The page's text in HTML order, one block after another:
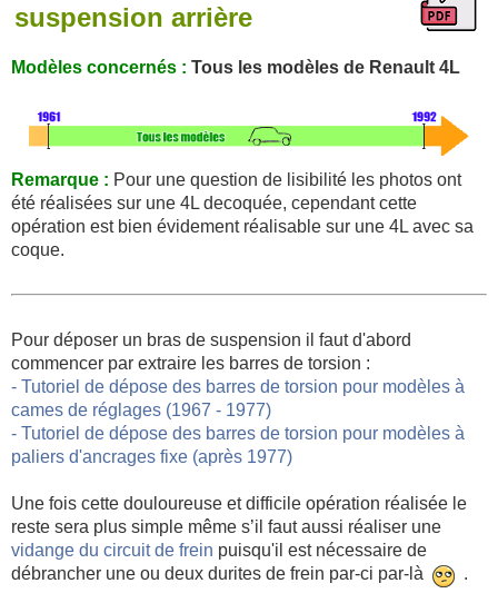
suspension arrière
Modèles concernés : Tous les modèles de Renault 4L
Remarque : Pour une question de lisibilité les photos ont
été réalisées sur une 4L decoquée, cependant cette
opération est bien évidement réalisable sur une 4L avec sa
coque.
Pour déposer un bras de suspension il faut d'abord
commencer par extraire les barres de torsion :
- Tutoriel de dépose des barres de torsion pour modèles à
cames de réglages (1967 - 1977)
- Tutoriel de dépose des barres de torsion pour modèles à
paliers d'ancrages fixe (après 1977)
Une fois cette douloureuse et difficile opération réalisée le
reste sera plus simple même s’il faut aussi réaliser une
vidange du circuit de frein puisqu'il est nécessaire de
débrancher une ou deux durites de frein par-ci par-là
.